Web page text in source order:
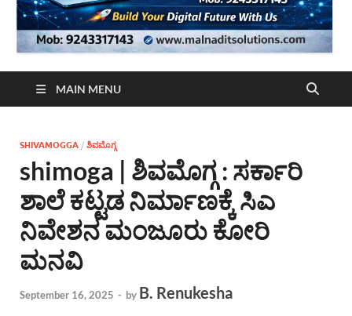
MAIN MENU
SHIVAMOGGA / ಶಿವಮೊಗ್ಗ
shimoga | ಶಿವಮೊಗ್ಗ : ಸರ್ಕಾರಿ
ಶಾಲೆ ಕಟ್ಟಡ ನಿರ್ಮಾಣಕ್ಕೆ ಸಿಎ
ನಿವೇಶನ ಮಂಜೂರು ಕೋರಿ
ಮನವಿ
September 16, 2025 - by B. Renukesha